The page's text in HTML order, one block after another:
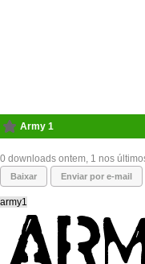
Army 1
0 downloads ontem, 1 nos
Baixar Enviar por e-mail
army1